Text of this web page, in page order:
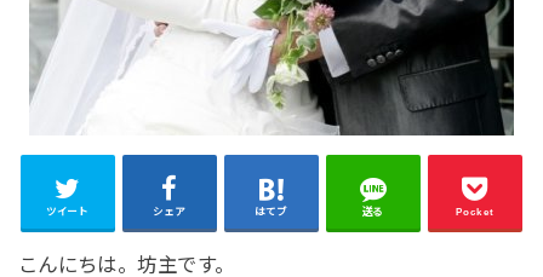
ツイート シェア はてブ 送る Pocket
こんにちは。坊主です。